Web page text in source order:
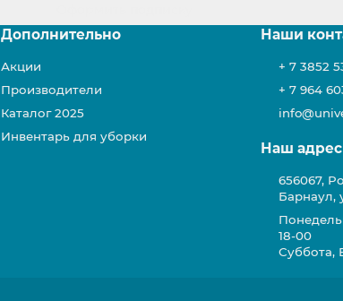
Дополнительно
Акции
Производители
Каталог 2025
Инвентарь для уборки
Наши
+ 7 3852
+ 7 964
Наш адрес
656067,
Барнаул,
18-00
Суббота,